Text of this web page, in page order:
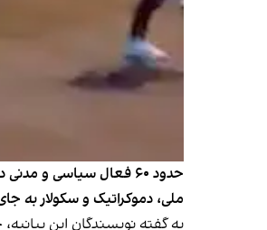
حدود ۶۰ فعال سیاسی و
ملی، دموکراتیک و سکولار به
به گفته نویسندگان این